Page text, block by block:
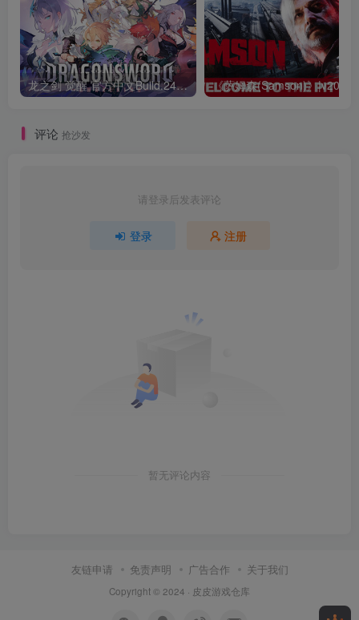
龙之剑 觉醒 官方中文Build.24487183
评论 抢沙发
请登录后发表评论
登录 注册
暂无评论内容
友链申请 免责声明 广告合作 关于我们
Copyright © 2024 · 皮皮游戏仓库